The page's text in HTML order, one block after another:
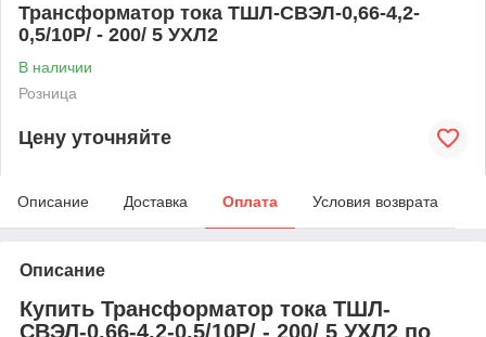
Трансформатор тока ТШЛ-СВЭЛ-0,66-4,2-
0,5/10P/ - 200/ 5 УХЛ2
В наличии
Розница
Цену уточняйте
Описание Доставка Оплата Условия возврата
Описание
Купить Трансформатор тока ТШЛ-
СВЭЛ-0,66-4,2-0,5/10P/ - 200/ 5 УХЛ2 по